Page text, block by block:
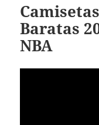
Baratas
NBA